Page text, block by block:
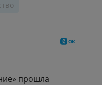
прошла